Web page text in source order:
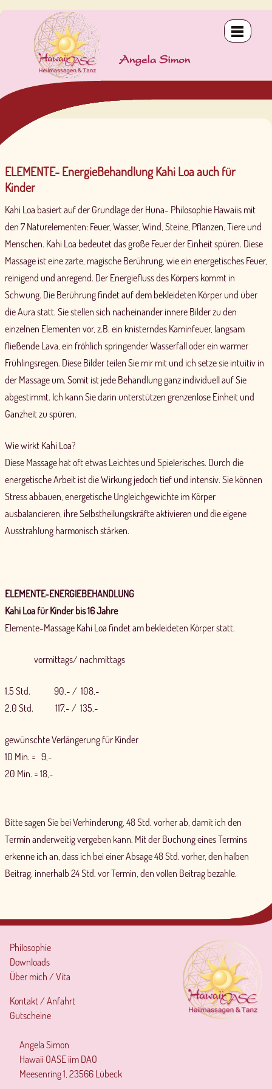
ELEMENTE- EnergieBehandlung Kahi Loa auch für
Kinder
Kahi Loa basiert auf der Grundlage der Huna- Philosophie Hawaiis mit
den 7 Naturelementen: Feuer, Wasser, Wind, Steine, Pflanzen, Tiere und
Menschen. Kahi Loa bedeutet das große Feuer der Einheit spüren. Diese
Massage ist eine zarte, magische Berührung, wie ein energetisches Feuer,
reinigend und anregend. Der Energiefluss des Körpers kommt in
Schwung. Die Berührung findet auf dem bekleideten Körper und über
die Aura statt. Sie stellen sich nacheinander innere Bilder zu den
einzelnen Elementen vor, z.B. ein knisterndes Kaminfeuer, langsam
fließende Lava, ein fröhlich springender Wasserfall oder ein warmer
Frühlingsregen. Diese Bilder teilen Sie mir mit und ich setze sie intuitiv in
der Massage um. Somit ist jede Behandlung ganz individuell auf Sie
abgestimmt. Ich kann Sie darin unterstützen grenzenlose Einheit und
Ganzheit zu spüren.
Wie wirkt Kahi Loa?
Diese Massage hat oft etwas Leichtes und Spielerisches. Durch die
energetische Arbeit ist die Wirkung jedoch tief und intensiv. Sie können
Stress abbauen, energetische Ungleichgewichte im Körper
ausbalancieren, ihre Selbstheilungskräfte aktivieren und die eigene
Ausstrahlung harmonisch stärken.
ELEMENTE-ENERGIEBEHANDLUNG
Kahi Loa für Kinder bis 16 Jahre
Elemente-Massage Kahi Loa findet am bekleideten Körper statt.
vormittags/ nachmittags
1,5 Std. 90,- / 108,-
2,0 Std. 117,- / 135,-
gewünschte Verlängerung für Kinder
10 Min. = 9,-
20 Min. = 18,-
Bitte sagen Sie bei Verhinderung, 48 Std. vorher ab, damit ich den
Termin anderweitig vergeben kann. Mit der Buchung eines Termins
erkenne ich an, dass ich bei einer Absage 48 Std. vorher, den halben
Beitrag, innerhalb 24 Std. vor Termin, den vollen Beitrag bezahle.
Philosophie
Downloads
Über mich / Vita
Kontakt / Anfahrt
Gutscheine
Angela Simon
Hawaii OASE iim DAO
Meesenring 1, 23566 Lübeck
Innere Kind - Körpertherapie
Vergebung - Heilmeditation & Körpertherapie
Feeling Dissolve - Energiebehandlung
OHANA - Heilbehandlung für Zwei
GUA SHA - Gesichtsmassage
KAHI LOA - Heilbehandlung
Delphin-Massage LomiLomi Hawai`i
Kahuna-Massage LomiLomi Nui
Stone-Massage LomiLomi Pohaku
Basis I „Lomi Lomi Nui & Kahi Loa”
Basis II „Huna-Weisheit & Kalana”
Special-Basis "Hana Ikehu & Tike Waena"
Aufbau II „E a la E & Diving Dolphins”
Special II „Mana Points & Holomana”
LomiLomi Pohaku
IKE & WaiWai
KALA & Ho´oponopono
Teneriffa 2024